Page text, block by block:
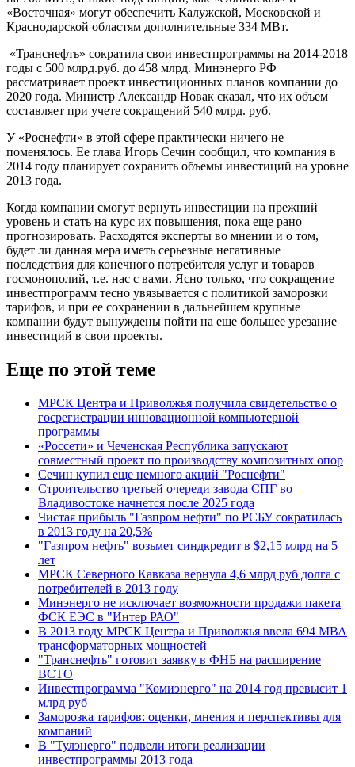
«Восточная» могут обеспечить Калужской, Московской и
Краснодарской областям дополнительные 334 МВт.
«Транснефть» сократила свои инвестпрограммы на 2014-2018
годы с 500 млрд.руб. до 458 млрд. Минэнерго РФ
рассматривает проект инвестиционных планов компании до
2020 года. Министр Александр Новак сказал, что их объем
составляет при учете сокращений 540 млрд. руб.
У «Роснефти» в этой сфере практически ничего не
поменялось. Ее глава Игорь Сечин сообщил, что компания в
2014 году планирует сохранить объемы инвестиций на уровне
2013 года.
Когда компании смогут вернуть инвестиции на прежний
уровень и стать на курс их повышения, пока еще рано
прогнозировать. Расходятся эксперты во мнении и о том,
будет ли данная мера иметь серьезные негативные
последствия для конечного потребителя услуг и товаров
госмонополий, т.е. нас с вами. Ясно только, что сокращение
инвестпрограмм тесно увязывается с политикой заморозки
тарифов, и при ее сохранении в дальнейшем крупные
компании будут вынуждены пойти на еще большее урезание
инвестиций в свои проекты.
Еще по этой теме
МРСК Центра и Приволжья получила свидетельство о
госрегистрации инновационной компьютерной
программы
«Россети» и Чеченская Республика запускают
совместный проект по производству композитных опор
Сечин купил еще немного акций "Роснефти"
Строительство третьей очереди завода СПГ во
Владивостоке начнется после 2025 года
Чистая прибыль "Газпром нефти" по РСБУ сократилась
в 2013 году на 20,5%
"Газпром нефть" возьмет синдкредит в $2,15 млрд на 5
лет
МРСК Северного Кавказа вернула 4,6 млрд руб долга с
потребителей в 2013 году
Минэнерго не исключает возможности продажи пакета
ФСК ЕЭС в "Интер РАО"
В 2013 году МРСК Центра и Приволжья ввела 694 МВА
трансформаторных мощностей
"Транснефть" готовит заявку в ФНБ на расширение
ВСТО
Инвестпрограмма "Комиэнерго" на 2014 год превысит 1
млрд руб
Заморозка тарифов: оценки, мнения и перспективы для
компаний
В "Тулэнерго" подвели итоги реализации
инвестпрограммы 2013 года